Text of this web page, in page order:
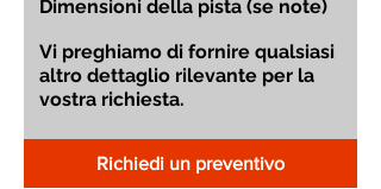
Richiedi un preventivo